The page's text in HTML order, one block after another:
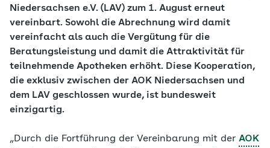
Niedersachsen e.V. (LAV) zum 1. August erneut
vereinbart. Sowohl die Abrechnung wird damit
vereinfacht als auch die Vergütung für die
Beratungsleistung und damit die Attraktivität für
teilnehmende Apotheken erhöht. Diese Kooperation,
die exklusiv zwischen der AOK Niedersachsen und
dem LAV geschlossen wurde, ist bundesweit
einzigartig.
„Durch die Fortführung der Vereinbarung mit der AOK